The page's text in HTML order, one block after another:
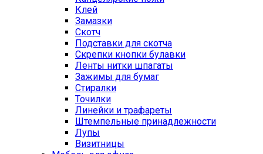
Клей
Замазки
Скотч
Подставки для скотча
Скрепки кнопки булавки
Ленты нитки шпагаты
Зажимы для бумаг
Стиралки
Точилки
Линейки и трафареты
Штемпельные принадлежности
Лупы
Визитницы